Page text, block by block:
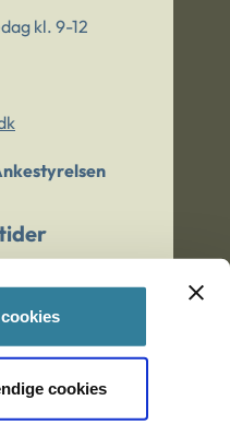
cookies
kl. 9-12
en ung?